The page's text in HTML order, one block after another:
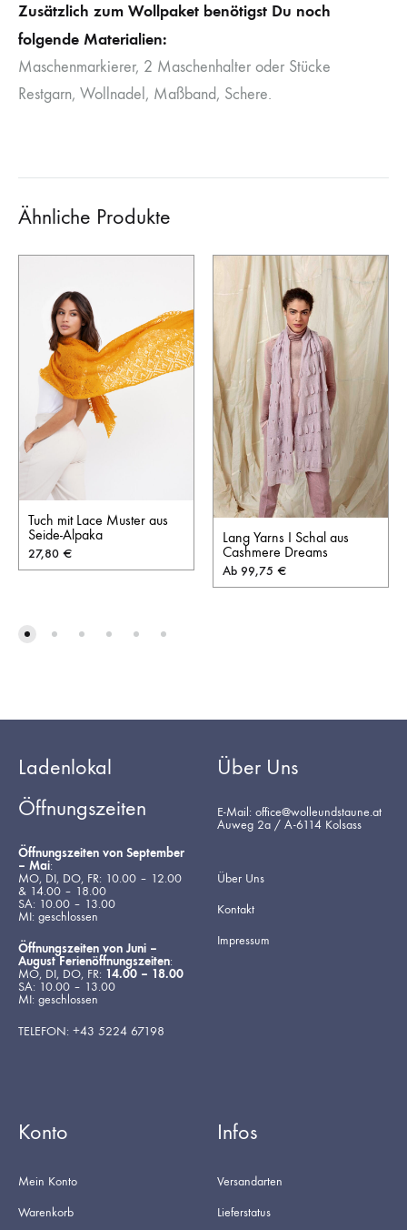
Zusätzlich zum Wollpaket benötigst Du noch
folgende Materialien:
Maschenmarkierer, 2 Maschenhalter oder Stücke
Restgarn, Wollnadel, Maßband, Schere.
Ähnliche Produkte
Tuch mit Lace Muster aus
Seide-Alpaka
27,80 €
Lang Yarns I Schal aus
Cashmere Dreams
Ab 99,75 €
Ladenlokal
Öffnungszeiten
Öffnungszeiten von September
– Mai:
MO, DI, DO, FR: 10.00 – 12.00
& 14.00 – 18.00
SA: 10.00 – 13.00
MI: geschlossen
Öffnungszeiten von Juni –
August Ferienöffnungszeiten:
MO, DI, DO, FR: 14.00 – 18.00
SA: 10.00 – 13.00
MI: geschlossen
TELEFON: +43 5224 67198
Über Uns
E-Mail: office@wolleundstaune.at
Auweg 2a / A-6114 Kolsass
Über Uns
Kontakt
Impressum
Konto
Mein Konto
Warenkorb
Infos
Versandarten
Lieferstatus